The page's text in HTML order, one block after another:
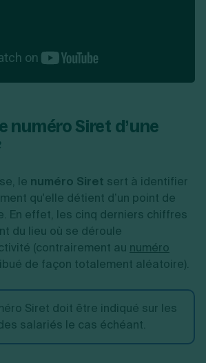
numéro Siret d’une
le numéro Siret sert à identifier
qu'elle détient d’un point de
En effet, les cinq derniers chiffres
du lieu où se déroule
(contrairement au numéro
de façon totalement aléatoire).
Siret doit être indiqué sur les
salariés le cas échéant.